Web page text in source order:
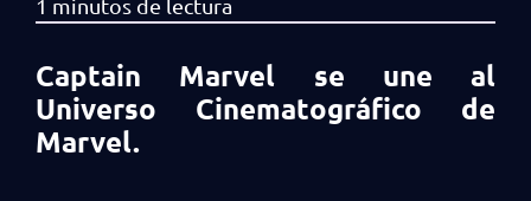
Captain Marvel se une al
Universo Cinematográfico de
Marvel.